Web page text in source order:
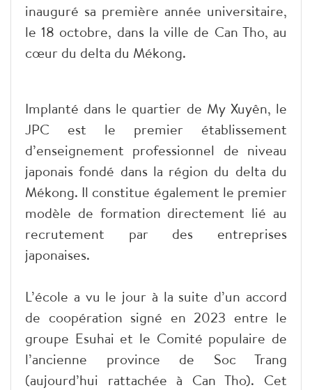
inauguré sa première année universitaire,
le 18 octobre, dans la ville de Can Tho, au
cœur du delta du Mékong.
Implanté dans le quartier de My Xuyên, le
JPC est le premier établissement
d’enseignement professionnel de niveau
japonais fondé dans la région du delta du
Mékong. Il constitue également le premier
modèle de formation directement lié au
recrutement par des entreprises
japonaises.
L’école a vu le jour à la suite d’un accord
de coopération signé en 2023 entre le
groupe Esuhai et le Comité populaire de
l’ancienne province de Soc Trang
(aujourd’hui rattachée à Can Tho). Cet